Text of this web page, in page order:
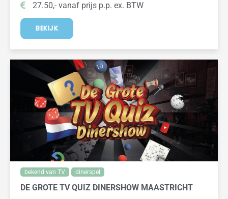
27.50,- vanaf prijs p.p. ex. BTW
BEKIJK
bekend van TV dinerspel
DE GROTE TV QUIZ DINERSHOW MAASTRICHT